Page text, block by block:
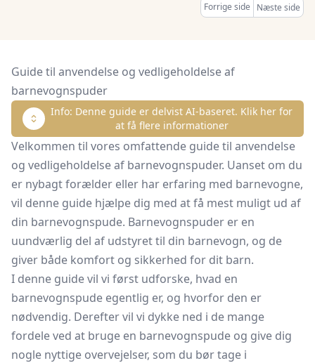
Forrige side Næste side
Guide til anvendelse og vedligeholdelse af
barnevognspuder
Info: Denne guide er delvist AI-baseret. Klik her for
at få flere informationer
Velkommen til vores omfattende guide til anvendelse
og vedligeholdelse af barnevognspuder. Uanset om du
er nybagt forælder eller har erfaring med barnevogne,
vil denne guide hjælpe dig med at få mest muligt ud af
din barnevognspude. Barnevognspuder er en
uundværlig del af udstyret til din barnevogn, og de
giver både komfort og sikkerhed for dit barn.
I denne guide vil vi først udforske, hvad en
barnevognspude egentlig er, og hvorfor den er
nødvendig. Derefter vil vi dykke ned i de mange
fordele ved at bruge en barnevognspude og give dig
nogle nyttige overvejelser, som du bør tage i